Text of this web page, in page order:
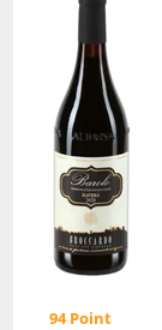
94 Point